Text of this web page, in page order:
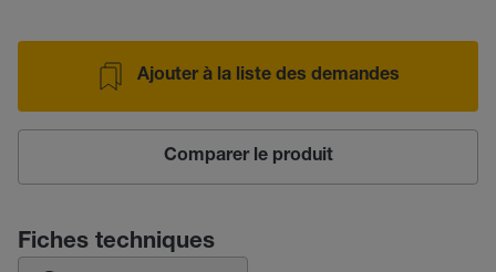
Ajouter à la liste des demandes
Comparer le produit
Fiches techniques